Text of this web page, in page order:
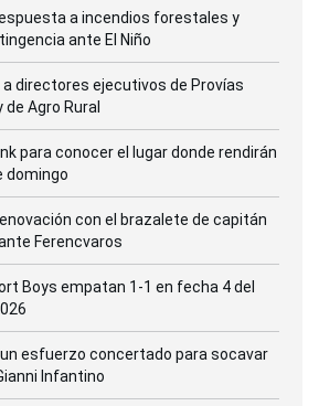
a incendios forestales y
ante El Niño
a directores ejecutivos de Provías
Agro Rural
para conocer el lugar donde rendirán
domingo
con el brazalete de capitán
Ferencvaros
Boys empatan 1-1 en fecha 4 del
esfuerzo concertado para socavar
Infantino